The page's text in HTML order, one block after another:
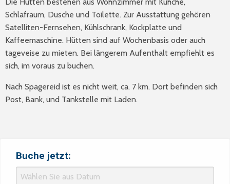
Schlafraum, Dusche und Toilette. Zur Ausstattung gehören
Satelliten-Fernsehen, Kühlschrank, Kockplatte und
Kaffeemaschine. Hütten sind auf Wochenbasis oder auch
tageveise zu mieten. Bei längerem Aufenthalt empfiehlt es
sich, im voraus zu buchen.
Nach Spagereid ist es nicht weit, ca. 7 km. Dort befinden sich
Post, Bank, und Tankstelle mit Laden.
Buche jetzt: